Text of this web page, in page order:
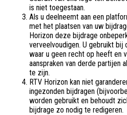
is niet toegestaan.
Als u deelneemt aan een
met het plaatsen van uw
Horizon deze bijdrage
verveelvoudigen. U gebruikt
waar u geen recht op heeft en
aanspraken van derde partijen
te zijn.
RTV Horizon kan niet
ingezonden bijdragen
worden gebruikt en behoudt
bijdrage zo nodig te redigeren.